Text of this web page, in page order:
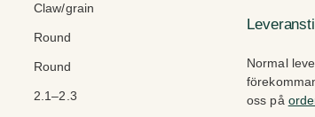
Claw/grain
Round
Round
2.1–2.3
Normal
oss på